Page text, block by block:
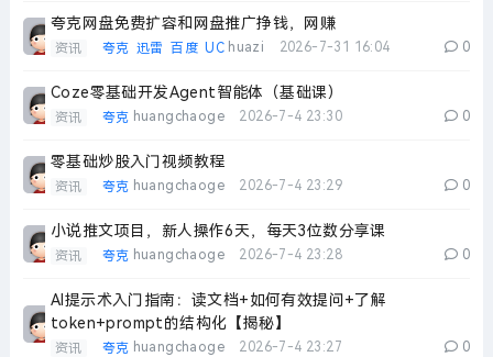
夸克网盘免费扩容和网盘推广挣钱，网赚
资讯 夸克 迅雷 百度 UC huazi 2026-7-31 16:04 0
Coze零基础开发Agent智能体（基础课）
资讯 夸克 huangchaoge 2026-7-4 23:30 0
零基础炒股入门视频教程
资讯 夸克 huangchaoge 2026-7-4 23:29 0
小说推文项目，新人操作6天，每天3位数分享课
资讯 夸克 huangchaoge 2026-7-4 23:28 0
AI提示术入门指南：读文档+如何有效提问+了解
token+prompt的结构化【揭秘】
资讯 夸克 huangchaoge 2026-7-4 23:27 0